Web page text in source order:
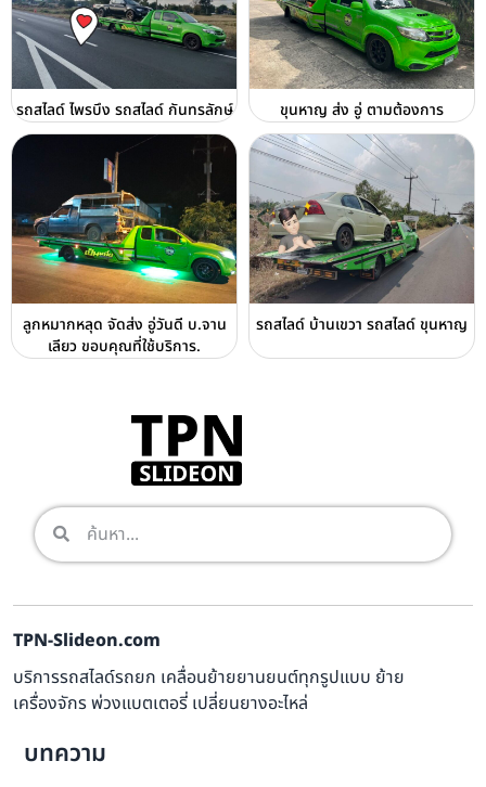
รถสไลด์ ไพรบึง รถสไลด์ กันทรลักษ์ ขุนหาญ ส่ง อู่ ตามต้องการ
ลูกหมากหลุด จัดส่ง อู่วันดี บ.จาน
เลียว ขอบคุณที่ใช้บริการ.
รถสไลด์ บ้านเขวา รถสไลด์ ขุนหาญ
TPN-Slideon.com
บริการรถสไลด์รถยก เคลื่อนย้ายยานยนต์ทุกรูปแบบ ย้าย
เครื่องจักร พ่วงแบตเตอรี่ เปลี่ยนยางอะไหล่
บทความ